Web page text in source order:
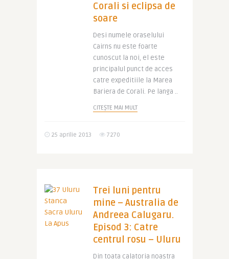
Corali si eclipsa de
soare
Desi numele oraselului
Cairns nu este foarte
cunoscut la noi, el este
principalul punct de acces
catre expeditiile la Marea
Bariera de Corali. Pe langa ..
CITEȘTE MAI MULT
25 aprilie 2013 7270
Trei luni pentru
mine – Australia de
Andreea Calugaru.
Episod 3: Catre
centrul rosu – Uluru
Din toata calatoria noastra